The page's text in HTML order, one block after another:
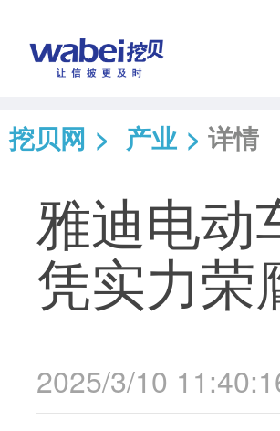
挖贝网 > 产业 > 详情
雅迪电动
凭实力荣
2025/3/10